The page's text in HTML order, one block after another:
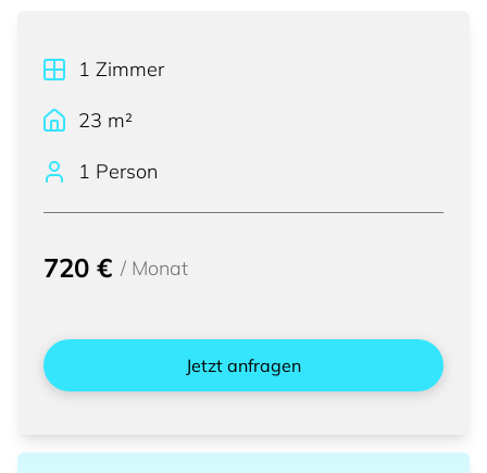
1 Zimmer
23 m²
1 Person
720 € / Monat
Jetzt anfragen